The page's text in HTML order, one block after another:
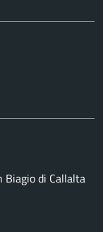
di Callalta